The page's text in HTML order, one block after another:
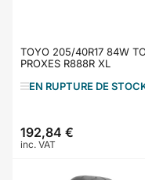
TOYO 205/40R17 84W
PROXES R888R XL
EN RUPTURE DE
Prix
192,84 €
inc. VAT